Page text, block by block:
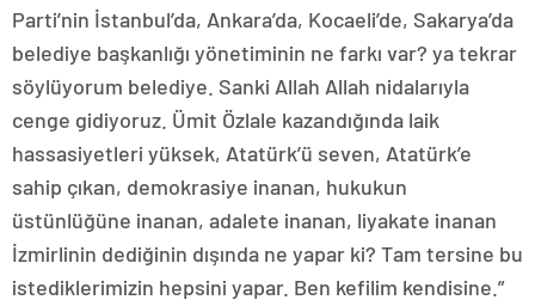
Parti’nin İstanbul’da, Ankara’da, Kocaeli’de, Sakarya’da
belediye başkanlığı yönetiminin ne farkı var? ya tekrar
söylüyorum belediye. Sanki Allah Allah nidalarıyla
cenge gidiyoruz. Ümit Özlale kazandığında laik
hassasiyetleri yüksek, Atatürk’ü seven, Atatürk’e
sahip çıkan, demokrasiye inanan, hukukun
üstünlüğüne inanan, adalete inanan, liyakate inanan
İzmirlinin dediğinin dışında ne yapar ki? Tam tersine bu
istediklerimizin hepsini yapar. Ben kefilim kendisine.”